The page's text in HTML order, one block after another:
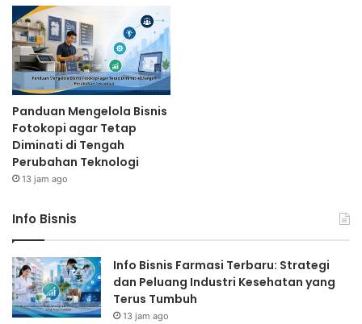
Panduan Mengelola Bisnis
Fotokopi agar Tetap
Diminati di Tengah
Perubahan Teknologi
13 jam ago
Info Bisnis
Info Bisnis Farmasi Terbaru: Strategi
dan Peluang Industri Kesehatan yang
Terus Tumbuh
13 jam ago